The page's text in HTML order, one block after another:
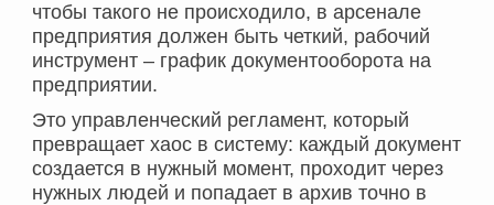
чтобы такого не происходило, в арсенале
предприятия должен быть четкий, рабочий
инструмент – график документооборота на
предприятии.
Это управленческий регламент, который
превращает хаос в систему: каждый документ
создается в нужный момент, проходит через
нужных людей и попадает в архив точно в